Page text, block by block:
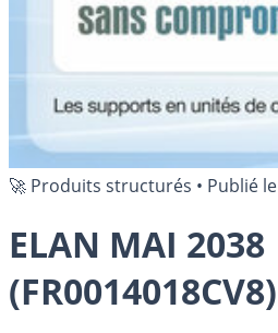
🚀 Produits structurés • Publié le
ELAN MAI 2038
(FR0014018CV8)